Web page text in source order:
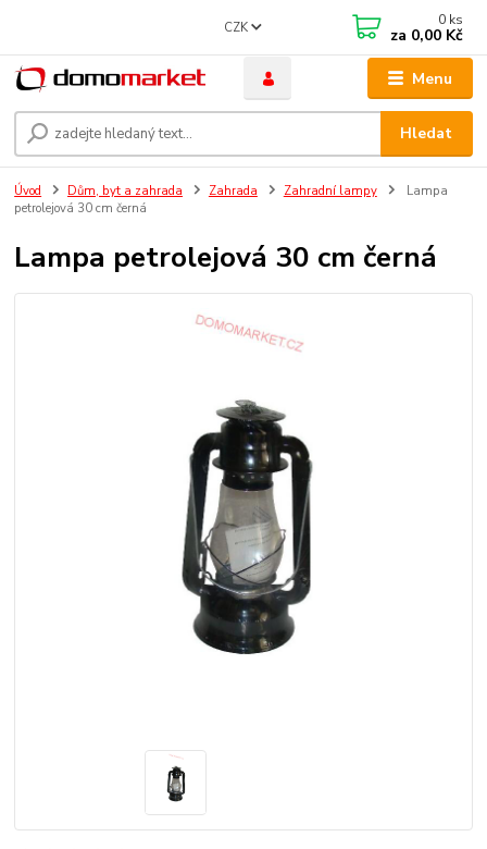
Menu
CZK
Hledat
0 ks
za 0,00 Kč
Úvod Dům, byt a zahrada Zahrada Zahradní lampy
Lampa
petrolejová 30 cm černá
Lampa petrolejová 30 cm černá